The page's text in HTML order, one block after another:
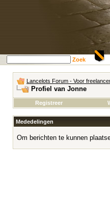
Zoek
Lancelots Forum - Voor
Profiel van Jonne
Registreer
Mededelingen
Om berichten te kunnen